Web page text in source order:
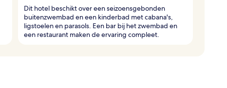
Dit hotel beschikt over een seizoensgebonden
buitenzwembad en een kinderbad met cabana's,
ligstoelen en parasols. Een bar bij het zwembad en
een restaurant maken de ervaring compleet.